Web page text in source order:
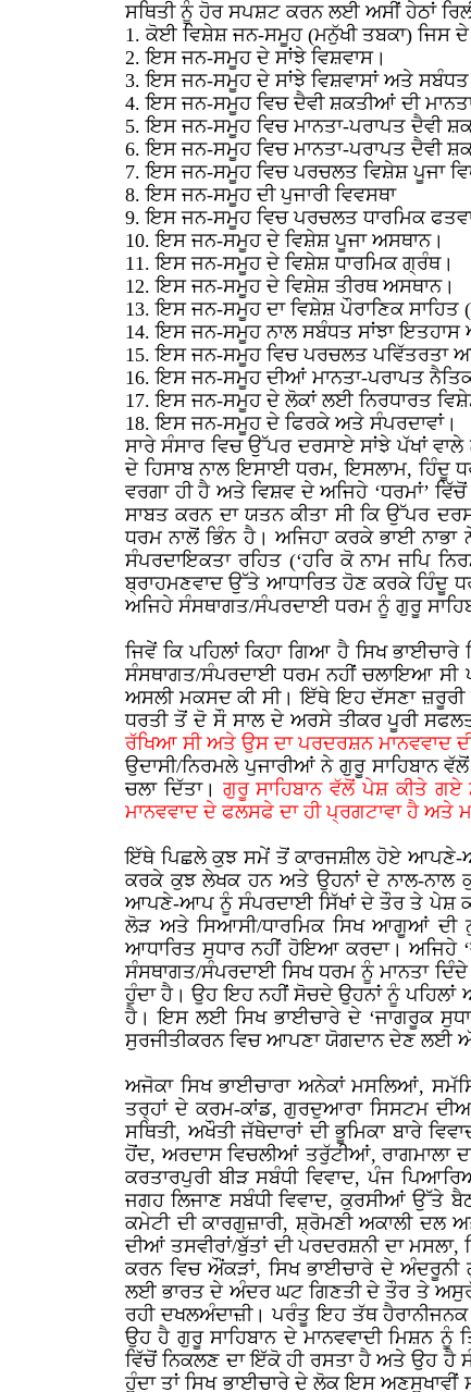
ਸਥਿਤੀ ਨੂੰ ਹੋਰ ਸਪਸ਼ਟ ਕਰਨ ਲਈ ਅਸੀਂ ਹੇਠਾਂ
1. ਕੋਈ ਵਿਸ਼ੇਸ਼ ਜਨ-ਸਮੂਹ (ਮਨੁੱਖੀ ਤਬਕਾ) ਜਿਸ
2. ਇਸ ਜਨ-ਸਮੂਹ ਦੇ ਸਾਂਝੇ ਵਿਸ਼ਵਾਸ।
3. ਇਸ ਜਨ-ਸਮੂਹ ਦੇ ਸਾਂਝੇ ਵਿਸ਼ਵਾਸਾਂ ਅਤੇ ਸਬੰਧਤ
4. ਇਸ ਜਨ-ਸਮੂਹ ਵਿਚ ਦੈਵੀ ਸ਼ਕਤੀਆਂ ਦੀ
5. ਇਸ ਜਨ-ਸਮੂਹ ਵਿਚ ਮਾਨਤਾ-ਪਰਾਪਤ ਦੈਵੀ
6. ਇਸ ਜਨ-ਸਮੂਹ ਵਿਚ ਮਾਨਤਾ-ਪਰਾਪਤ ਦੈਵੀ
7. ਇਸ ਜਨ-ਸਮੂਹ ਵਿਚ ਪਰਚਲਤ ਵਿਸ਼ੇਸ਼ ਪੂਜਾ
8. ਇਸ ਜਨ-ਸਮੂਹ ਦੀ ਪੁਜਾਰੀ ਵਿਵਸਥਾ
9. ਇਸ ਜਨ-ਸਮੂਹ ਵਿਚ ਪਰਚਲਤ ਧਾਰਮਿਕ
10. ਇਸ ਜਨ-ਸਮੂਹ ਦੇ ਵਿਸ਼ੇਸ਼ ਪੂਜਾ ਅਸਥਾਨ।
11. ਇਸ ਜਨ-ਸਮੂਹ ਦੇ ਵਿਸ਼ੇਸ਼ ਧਾਰਮਿਕ ਗ੍ਰੰਥ।
12. ਇਸ ਜਨ-ਸਮੂਹ ਦੇ ਵਿਸ਼ੇਸ਼ ਤੀਰਥ ਅਸਥਾਨ।
13. ਇਸ ਜਨ-ਸਮੂਹ ਦਾ ਵਿਸ਼ੇਸ਼ ਪੌਰਾਣਿਕ ਸਾਹਿਤ
14. ਇਸ ਜਨ-ਸਮੂਹ ਨਾਲ ਸਬੰਧਤ ਸਾਂਝਾ ਇਤਹਾਸ
15. ਇਸ ਜਨ-ਸਮੂਹ ਵਿਚ ਪਰਚਲਤ ਪਵਿੱਤਰਤਾ
16. ਇਸ ਜਨ-ਸਮੂਹ ਦੀਆਂ ਮਾਨਤਾ-ਪਰਾਪਤ ਨੈਤਿਕ
17. ਇਸ ਜਨ-ਸਮੂਹ ਦੇ ਲੋਕਾਂ ਲਈ ਨਿਰਧਾਰਤ
18. ਇਸ ਜਨ-ਸਮੂਹ ਦੇ ਫਿਰਕੇ ਅਤੇ ਸੰਪਰਦਾਵਾਂ।
ਸਾਰੇ ਸੰਸਾਰ ਵਿਚ ਉੱਪਰ ਦਰਸਾਏ ਸਾਂਝੇ ਪੱਖਾਂ
ਦੇ ਹਿਸਾਬ ਨਾਲ ਇਸਾਈ ਧਰਮ, ਇਸਲਾਮ, ਹਿੰਦੂ
ਵਰਗਾ ਹੀ ਹੈ ਅਤੇ ਵਿਸ਼ਵ ਦੇ ਅਜਿਹੇ ‘ਧਰਮਾਂ’
ਸਾਬਤ ਕਰਨ ਦਾ ਯਤਨ ਕੀਤਾ ਸੀ ਕਿ ਉੱਪਰ
ਧਰਮ ਨਾਲੋਂ ਭਿੰਨ ਹੈ। ਅਜਿਹਾ ਕਰਕੇ ਭਾਈ
ਸੰਪਰਦਾਇਕਤਾ ਰਹਿਤ (‘ਹਰਿ ਕੋ ਨਾਮ ਜਪਿ
ਬ੍ਰਾਹਮਣਵਾਦ ਉੱਤੇ ਆਧਾਰਿਤ ਹੋਣ ਕਰਕੇ ਹਿੰਦੂ
ਅਜਿਹੇ ਸੰਸਥਾਗਤ/ਸੰਪਰਦਾਈ ਧਰਮ ਨੂੰ ਗੁਰੂ
ਜਿਵੇਂ ਕਿ ਪਹਿਲਾਂ ਕਿਹਾ ਗਿਆ ਹੈ ਸਿਖ
ਸੰਸਥਾਗਤ/ਸੰਪਰਦਾਈ ਧਰਮ ਨਹੀਂ ਚਲਾਇਆ ਸੀ
ਅਸਲੀ ਮਕਸਦ ਕੀ ਸੀ। ਇੱਥੇ ਇਹ ਦੱਸਣਾ ਜ਼ਰੂਰੀ
ਧਰਤੀ ਤੋਂ ਦੋ ਸੌ ਸਾਲ ਦੇ ਅਰਸੇ ਤੀਕਰ ਪੂਰੀ
ਰੱਖਿਆ ਸੀ ਅਤੇ ਉਸ ਦਾ ਪਰਦਰਸ਼ਨ ਮਾਨਵਵਾਦ
ਉਦਾਸੀ/ਨਿਰਮਲੇ ਪੁਜਾਰੀਆਂ ਨੇ ਗੁਰੂ ਸਾਹਿਬਾਨ
ਚਲਾ ਦਿੱਤਾ। ਗੁਰੂ ਸਾਹਿਬਾਨ ਵੱਲੋਂ ਪੇਸ਼ ਕੀਤੇ
ਮਾਨਵਵਾਦ ਦੇ ਫਲਸਫੇ ਦਾ ਹੀ ਪ੍ਰਗਟਾਵਾ ਹੈ ਅਤੇ
ਇੱਥੇ ਪਿਛਲੇ ਕੁਝ ਸਮੇਂ ਤੋਂ ਕਾਰਜਸ਼ੀਲ ਹੋਏ ਆਪਣੇ-ਆਪ
ਕਰਕੇ ਕੁਝ ਲੇਖਕ ਹਨ ਅਤੇ ਉਹਨਾਂ ਦੇ ਨਾਲ-ਨਾਲ
ਆਪਣੇ-ਆਪ ਨੂੰ ਸੰਪਰਦਾਈ ਸਿੱਖਾਂ ਦੇ ਤੌਰ ਤੇ ਪੇਸ਼
ਲੋੜ ਅਤੇ ਸਿਆਸੀ/ਧਾਰਮਿਕ ਸਿਖ ਆਗੂਆਂ ਦੀ
ਆਧਾਰਿਤ ਸੁਧਾਰ ਨਹੀਂ ਹੋਇਆ ਕਰਦਾ। ਅਜਿਹੇ
ਸੰਸਥਾਗਤ/ਸੰਪਰਦਾਈ ਸਿਖ ਧਰਮ ਨੂੰ ਮਾਨਤਾ
ਹੁੰਦਾ ਹੈ। ਉਹ ਇਹ ਨਹੀਂ ਸੋਚਦੇ ਉਹਨਾਂ ਨੂੰ ਪਹਿਲਾਂ
ਹੈ। ਇਸ ਲਈ ਸਿਖ ਭਾਈਚਾਰੇ ਦੇ ‘ਜਾਗਰੂਕ
ਸੁਰਜੀਤੀਕਰਨ ਵਿਚ ਆਪਣਾ ਯੋਗਦਾਨ ਦੇਣ ਲਈ
ਅਜੋਕਾ ਸਿਖ ਭਾਈਚਾਰਾ ਅਨੇਕਾਂ ਮਸਲਿਆਂ,
ਤਰ੍ਹਾਂ ਦੇ ਕਰਮ-ਕਾਂਡ, ਗੁਰਦੁਆਰਾ ਸਿਸਟਮ ਦੀਆਂ
ਸਥਿਤੀ, ਅਖੌਤੀ ਜੱਥੇਦਾਰਾਂ ਦੀ ਭੂਮਿਕਾ ਬਾਰੇ
ਹੋਂਦ, ਅਰਦਾਸ ਵਿਚਲੀਆਂ ਤਰੁੱਟੀਆਂ, ਰਾਗਮਾਲਾ
ਕਰਤਾਰਪੁਰੀ ਬੀੜ ਸਬੰਧੀ ਵਿਵਾਦ, ਪੰਜ
ਜਗਹ ਲਿਜਾਣ ਸਬੰਧੀ ਵਿਵਾਦ, ਕੁਰਸੀਆਂ ਉੱਤੇ
ਕਮੇਟੀ ਦੀ ਕਾਰਗੁਜ਼ਾਰੀ, ਸ਼੍ਰੋਮਣੀ ਅਕਾਲੀ ਦਲ
ਦੀਆਂ ਤਸਵੀਰਾਂ/ਬੁੱਤਾਂ ਦੀ ਪਰਦਰਸ਼ਨੀ ਦਾ
ਕਰਨ ਵਿਚ ਔਂਕੜਾਂ, ਸਿਖ ਭਾਈਚਾਰੇ ਦੇ ਅੰਦਰੂਨੀ
ਲਈ ਭਾਰਤ ਦੇ ਅੰਦਰ ਘਟ ਗਿਣਤੀ ਦੇ ਤੌਰ ਤੇ
ਰਹੀ ਦਖਲਅੰਦਾਜ਼ੀ। ਪਰੰਤੂ ਇਹ ਤੱਥ
ਉਹ ਹੈ ਗੁਰੂ ਸਾਹਿਬਾਨ ਦੇ ਮਾਨਵਵਾਦੀ ਮਿਸ਼ਨ
ਵਿੱਚੋਂ ਨਿਕਲਣ ਦਾ ਇੱਕੋ ਹੀ ਰਸਤਾ ਹੈ ਅਤੇ ਉਹ ਹੈ
ਹੁੰਦਾ ਤਾਂ ਸਿਖ ਭਾਈਚਾਰੇ ਦੇ ਲੋਕ ਇਸ ਅਣਸੁਖਾਵੀਂ